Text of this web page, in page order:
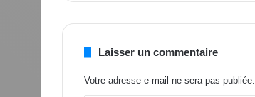
Laisser un commentaire
Votre adresse e-mail ne sera pas publiée.